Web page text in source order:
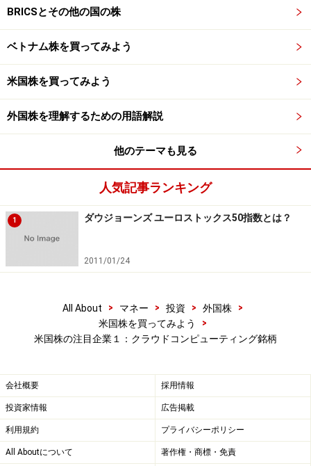
す。ソフトウェア界の巨人である、ドイツのSAP社、米
オラクル社もこの領域で同社のライバルとなっていま
す。
※記事内容は執筆時点のものです。最新の内容をご確認くださ
い。
本記事の内容は一般的な情報提供を目的としており、特定の金融
商品や投資行動を推奨するものではありません。
掲載情報の正確性・完全性については十分に配慮しております
最新の情報や詳細については、必ず各金融機関やサービス提供者
【編集部からのお知らせ】
中です！
※抽選で20名にAmazonギフト券1000円分プレゼント
BRICSとその他の国の株
ベトナム株を買ってみよう
米国株を買ってみよう
外国株を理解するための用語解説
他のテーマも見る
人気記事ランキング
1 ダウジョーンズ ユーロストックス50指数とは？
2011/01/24
All About > マネー > 投資 > 外国株
>
米国株を買ってみよう
>
米国株の注目企業１：クラウドコンピューティング銘柄
会社概要 採用情報
投資家情報 広告掲載
利用規約 プライバシーポリシー
All Aboutについて 著作権・商標・免責